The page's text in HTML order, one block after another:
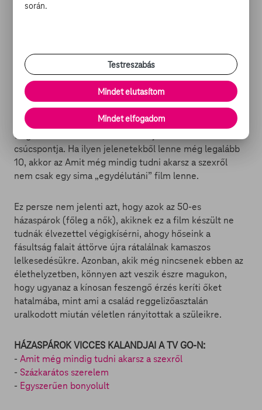
három ilyen filmet úgy, hogy egy szavunk ne lehessen a
teljesítményükre. Persze a maró unalommal ők se
tudnak igazán mit kezdeni és akkor látszik igazán, hogy
mennyire fantasztikus tehetségek, mikor végre nem
hatszemközt beszélnek a problémáikról abban a nyüves
szobában, hanem interakcióba kerülnek egymással. A
tragikomédiába fulladó orálisszexjelenet a film abszolút
csúcspontja. Ha ilyen jelenetekből lenne még legalább
10, akkor az Amit még mindig tudni akarsz a szexről
nem csak egy sima „egydélutáni” film lenne.
Ez persze nem jelenti azt, hogy azok az 50-es
házaspárok (főleg a nők), akiknek ez a film készült ne
tudnák élvezettel végigkísérni, ahogy hőseink a
fásultság falait áttörve újra rátalálnak kamaszos
lelkesedésükre. Azonban, akik még nincsenek ebben az
élethelyzetben, könnyen azt veszik észre magukon,
hogy ugyanaz a kínosan feszengő érzés keríti őket
hatalmába, mint ami a család reggelizőasztalán
uralkodott miután véletlen rányitottak a szüleikre.
HÁZASPÁROK VICCES KALANDJAI A TV GO-N:
- Amit még mindig tudni akarsz a szexről
- Százkarátos szerelem
- Egyszerűen bonyolult
során.
Testreszabás
Mindet elutasítom
Mindet elfogadom